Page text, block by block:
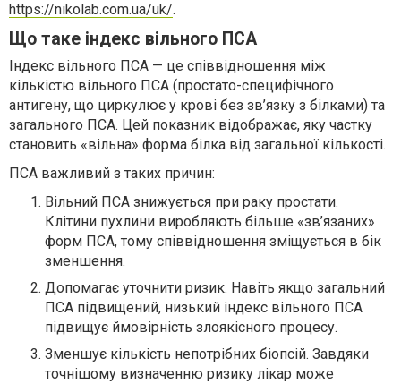
https://nikolab.com.ua/uk/.
Що таке індекс вільного ПСА
Індекс вільного ПСА — це співвідношення між
кількістю вільного ПСА (простато-специфічного
антигену, що циркулює у крові без зв’язку з білками) та
загального ПСА. Цей показник відображає, яку частку
становить «вільна» форма білка від загальної кількості.
ПСА важливий з таких причин:
Вільний ПСА знижується при раку простати.
Клітини пухлини виробляють більше «зв’язаних»
форм ПСА, тому співвідношення зміщується в бік
зменшення.
Допомагає уточнити ризик. Навіть якщо загальний
ПСА підвищений, низький індекс вільного ПСА
підвищує ймовірність злоякісного процесу.
Зменшує кількість непотрібних біопсій. Завдяки
точнішому визначенню ризику лікар може